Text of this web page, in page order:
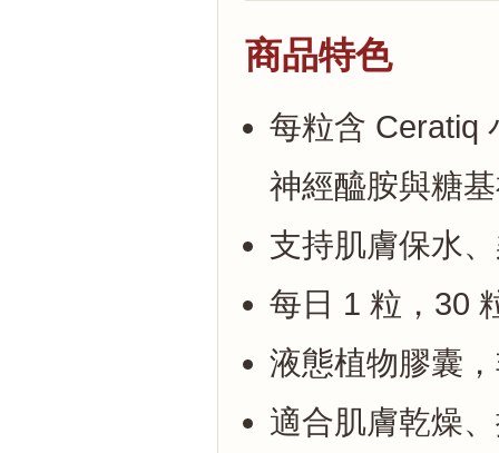
商品特色
每粒含 Ceratiq
神經醯胺與糖
支持肌膚保水
每日 1 粒，30
液態植物膠囊
適合肌膚乾燥